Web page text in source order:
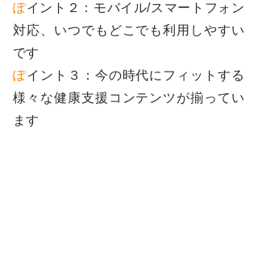
ぽイント２：モバイル/スマートフォン
対応、いつでもどこでも利用しやすい
です
ぽイント３：今の時代にフィットする
様々な健康支援コンテンツが揃ってい
ます